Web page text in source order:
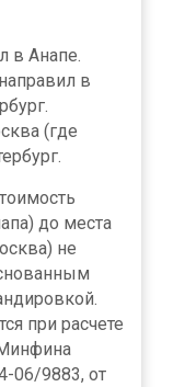
в Анапе.
в
(где
до места
не
при расчете
06/9883, от